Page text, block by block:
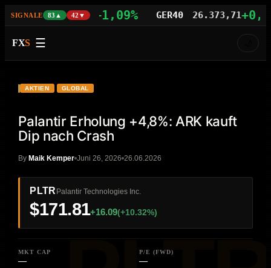
SIGNALE 83▲ 42▼
29.742,21+1,09% GER40 26.373,71+0,77%
FXS ☰
PLTR
AKTIEN GLOBAL
Palantir Erholung +4,8%: ARK kauft
Dip nach Crash
ByMaik Kemper Juni 26, 2026 26.06.2026
PLTR Palantir Technologies Inc.
$171.81+16.09(+10.32%)
MKT CAP
—
P/E (FWD)
—